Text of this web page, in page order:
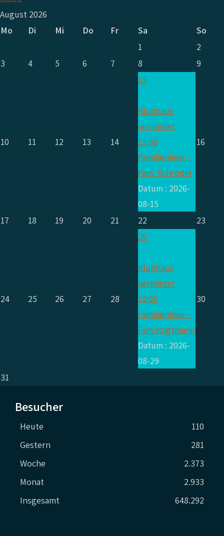
JahrMonat
JahrMonat
August 2026
Mo
Di Mi Do Fr Sa
So
1
2
3
4 5 6 7 8 9
10 11 12 13 14
15
Klubhaus
vermietet
15:00
Familienfeier -
Fam. Schröder
Datum : 2026-
08-15
16
17 18 19 20 21 22 23
24 25 26 27 28
29
Klubhaus
vermietet
15:00
Familienfeier -
Fam.Voigtmann
Datum : 2026-
08-29
30
31
Besucher
Heute
110
Gestern
281
Woche
2.373
Monat
2.933
Insgesamt
648.292